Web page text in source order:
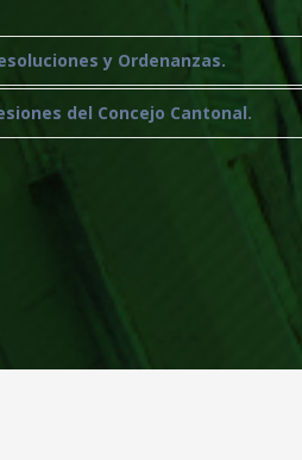
y Ordenanzas.
del Concejo Cantonal.